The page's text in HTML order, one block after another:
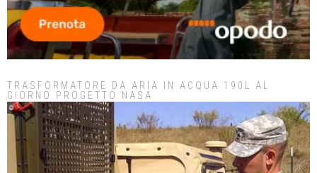
TRASFORMATORE DA ARIA IN ACQUA 190L AL
GIORNO PROGETTO NASA